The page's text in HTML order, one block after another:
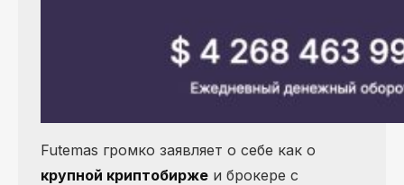
Futemas громко заявляет о себе как о
крупной криптобирже и брокере с